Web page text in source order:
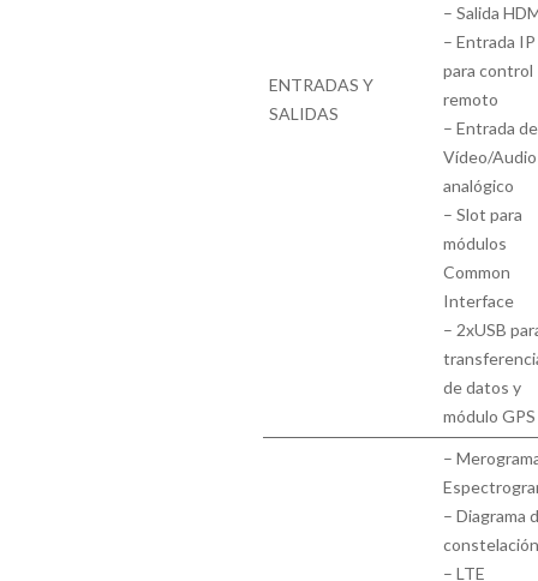
ENTRADAS Y
SALIDAS
– Salida
– Entrada IP
para control
remoto
– Entrada de
Vídeo/Audio
analógico
– Slot para
módulos
Common
Interface
– 2xUSB
de datos y
módulo GPS
–
– Diagrama
– LTE